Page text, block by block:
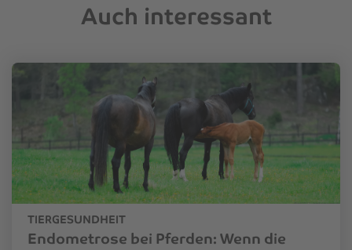
Auch interessant
TIERGESUNDHEIT
Endometrose bei Pferden: Wenn die